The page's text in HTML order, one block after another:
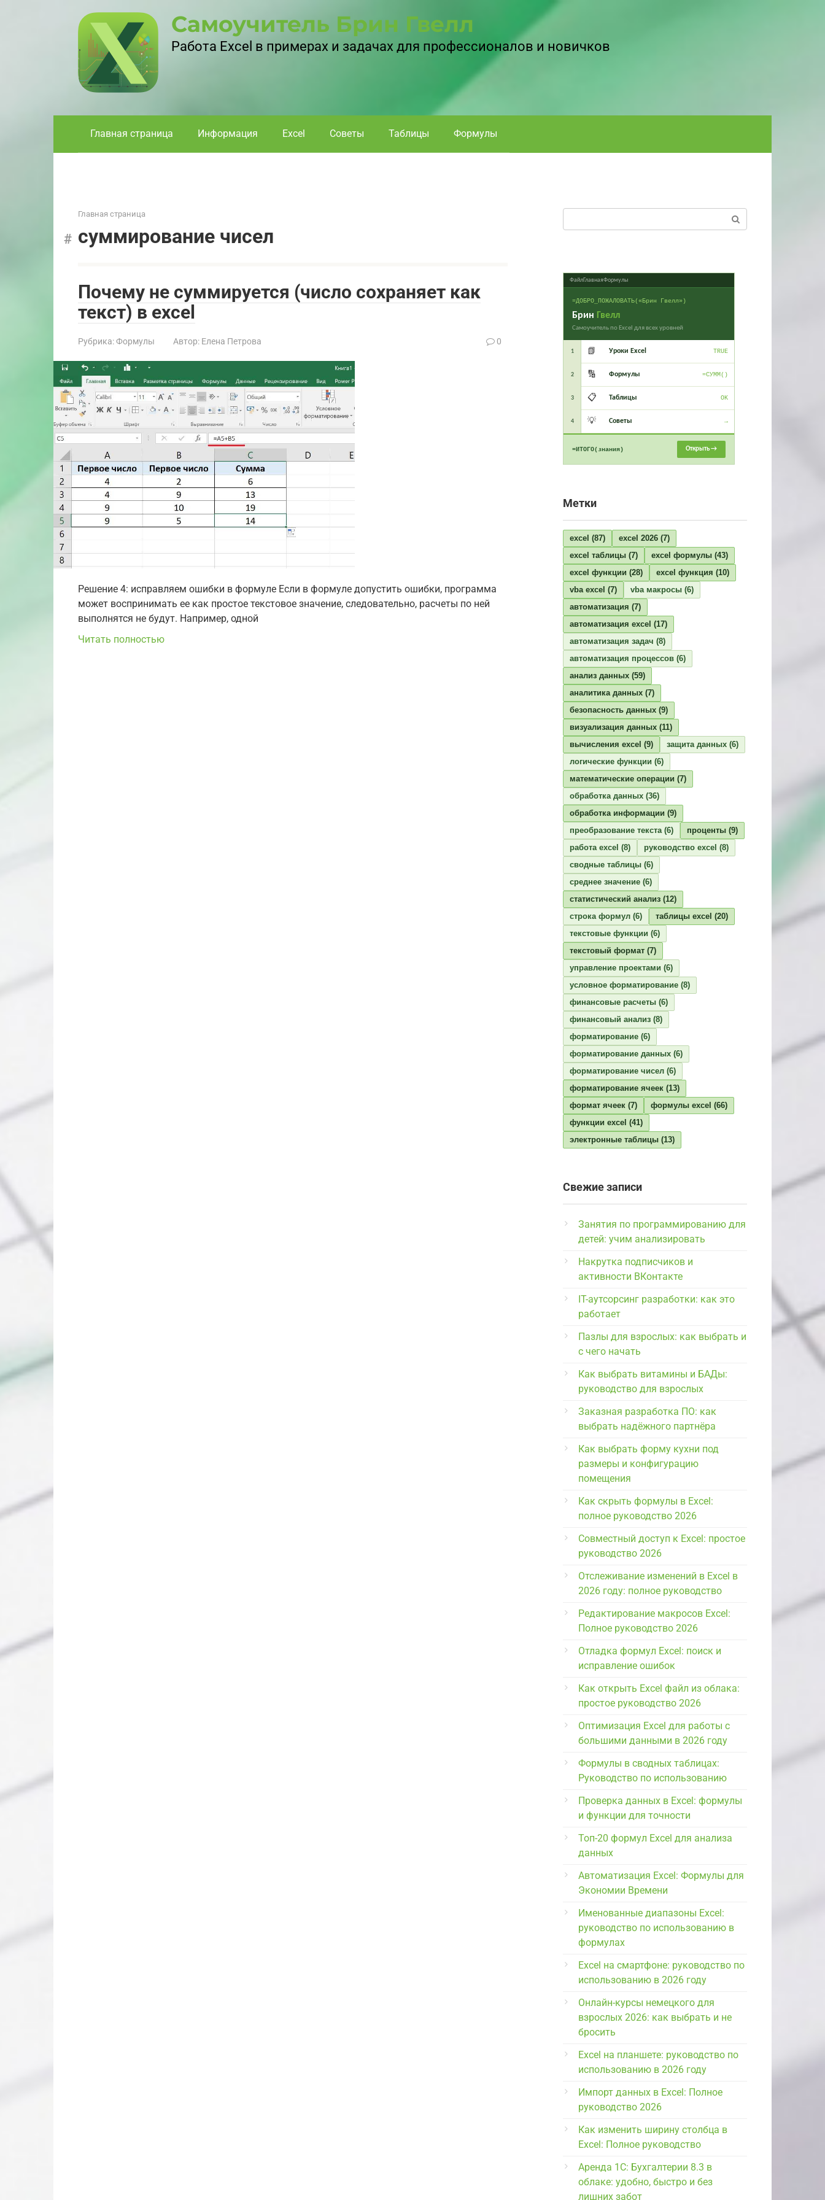
Самоучитель Брин Гвелл
Работа Excel в примерах и задачах для профессионалов и новичков
Главная страница Информация Excel Советы Таблицы Формулы
Главная страница
суммирование чисел
Почему не суммируется (число сохраняет как
текст) в excel
Рубрика:Формулы Автор: Елена Петрова 0
Решение 4: исправляем ошибки в формуле Если в формуле допустить ошибки, программа
может воспринимать ее как простое текстовое значение, следовательно, расчеты по ней
выполнятся не будут. Например, одной
Читать полностью
ФайлГлавнаяФормулы
=ДОБРО_ПОЖАЛОВАТЬ(«Брин Гвелл»)
Брин Гвелл
Самоучитель по Excel для всех уровней
1 📗 Уроки Excel TRUE
2 🔢 Формулы =СУММ()
3 📋 Таблицы OK
4 💡 Советы →
=ИТОГО(знания) Открыть →
Метки
excel (87) excel 2026 (7)
excel таблицы (7) excel формулы (43)
excel функции (28) excel функция (10)
vba excel (7) vba макросы (6)
автоматизация (7)
автоматизация excel (17)
автоматизация задач (8)
автоматизация процессов (6)
анализ данных (59)
аналитика данных (7)
безопасность данных (9)
визуализация данных (11)
вычисления excel (9) защита данных (6)
логические функции (6)
математические операции (7)
обработка данных (36)
обработка информации (9)
преобразование текста(6) проценты (9)
работа excel (8) руководство excel (8)
сводные таблицы (6)
среднее значение (6)
статистический анализ (12)
строка формул (6) таблицы excel (20)
текстовые функции (6)
текстовый формат (7)
управление проектами (6)
условное форматирование (8)
финансовые расчеты (6)
финансовый анализ (8)
форматирование (6)
форматирование данных (6)
форматирование чисел (6)
форматирование ячеек (13)
формат ячеек (7) формулы excel (66)
функции excel (41)
электронные таблицы (13)
Свежие записи
Занятия по программированию для
детей: учим анализировать
Накрутка подписчиков и
активности ВКонтакте
IT-аутсорсинг разработки: как это
работает
Пазлы для взрослых: как выбрать и
с чего начать
Как выбрать витамины и БАДы:
руководство для взрослых
Заказная разработка ПО: как
выбрать надёжного партнёра
Как выбрать форму кухни под
размеры и конфигурацию
помещения
Как скрыть формулы в Excel:
полное руководство 2026
Совместный доступ к Excel: простое
руководство 2026
Отслеживание изменений в Excel в
2026 году: полное руководство
Редактирование макросов Excel:
Полное руководство 2026
Отладка формул Excel: поиск и
исправление ошибок
Как открыть Excel файл из облака:
простое руководство 2026
Оптимизация Excel для работы с
большими данными в 2026 году
Формулы в сводных таблицах:
Руководство по использованию
Проверка данных в Excel: формулы
и функции для точности
Топ-20 формул Excel для анализа
данных
Автоматизация Excel: Формулы для
Экономии Времени
Именованные диапазоны Excel:
руководство по использованию в
формулах
Excel на смартфоне: руководство по
использованию в 2026 году
Онлайн-курсы немецкого для
взрослых 2026: как выбрать и не
бросить
Excel на планшете: руководство по
использованию в 2026 году
Импорт данных в Excel: Полное
руководство 2026
Как изменить ширину столбца в
Excel: Полное руководство
Аренда 1С: Бухгалтерии 8.3 в
облаке: удобно, быстро и без
лишних забот